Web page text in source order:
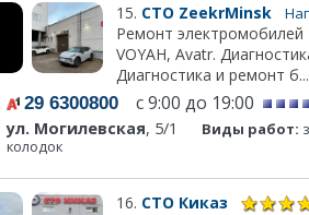
15. СТО ZeekrMinsk
Ремонт электромобилей
VOYAH, Avatr.
Диагностика и ремонт б...
29 6300800 с 9:00 до 19:00
ул. Могилевская, 5/1 Виды работ:
колодок
16. СТО Киказ